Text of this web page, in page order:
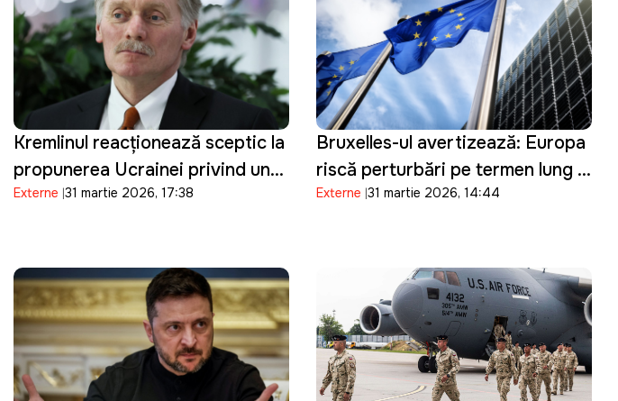
Kremlinul reacționează sceptic la
propunerea Ucrainei privind un
armistițiu de Paște
Externe 31 martie 2026, 17:38
Bruxelles-ul avertizează: Europa
riscă perturbări pe termen lung în
sectorul energetic
Externe 31 martie 2026, 14:44